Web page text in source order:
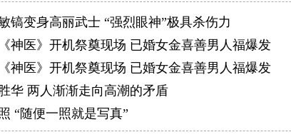
收视纪录。
2013年1月18日，李
迎艺人奖”。4月19日
像馆的韩国艺人。5月
榜首；10月9日，李
超过20.0，居于同时间
镐变身高丽武士 “强烈眼神”极具杀伤力
神医》开机祭奠现场 已婚女金喜善男人福爆发
神医》开机祭奠现场 已婚女金喜善男人福爆发
华 两人渐渐走向高潮的矛盾
“随便一照就是写真”